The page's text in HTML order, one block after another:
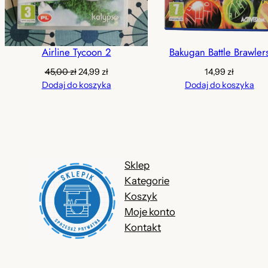
Airline Tycoon 2
45,00złPierwotna
cena
24,99 złAktualna
cena
Dodaj do koszyka
Bakugan Battle
14,99zł
Dodaj do koszyka
Sklep
Kategorie
Koszyk
Moje konto
Kontakt